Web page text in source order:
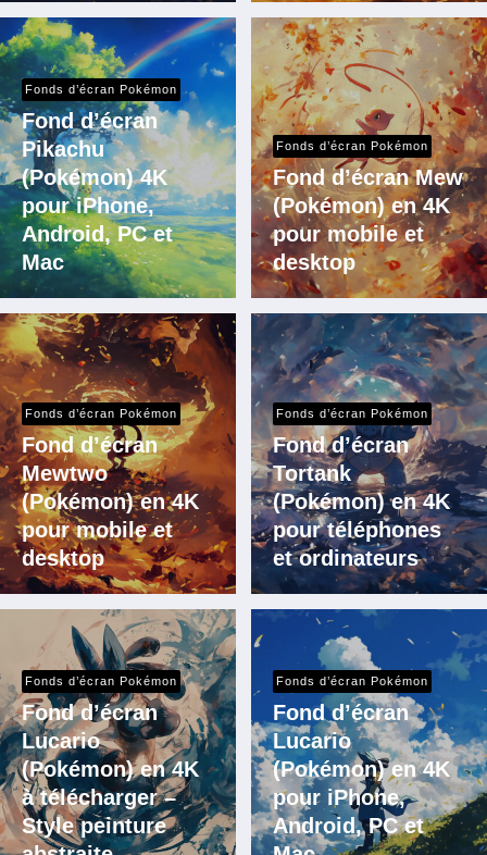
Fonds d’écran Pokémon
Fond d’écran
Pikachu
(Pokémon) 4K
pour iPhone,
Android, PC et
Mac
Fonds d’écran Pokémon
Fond d’écran Mew
(Pokémon) en 4K
pour mobile et
desktop
Fonds d’écran Pokémon
Fond d’écran
Mewtwo
(Pokémon) en 4K
pour mobile et
desktop
Fonds d’écran Pokémon
Fond d’écran
Tortank
(Pokémon) en 4K
pour téléphones
et ordinateurs
Fonds d’écran Pokémon
Fond d’écran
Lucario
(Pokémon) en 4K
à télécharger –
Style peinture
Fonds d’écran Pokémon
Fond d’écran
Lucario
(Pokémon) en 4K
pour iPhone,
Android, PC et